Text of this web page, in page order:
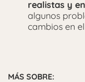
realistas y
algunos
cambios en
MÁS SOBRE: